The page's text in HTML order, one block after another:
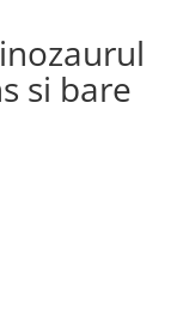
si bare